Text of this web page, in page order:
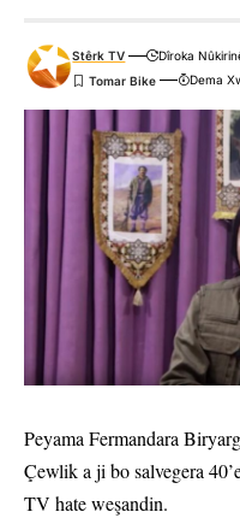
Stêrk TV
Dîroka
Dema
Peyama Fermandara
Çewlik a ji bo salvegera
TV hate weşandin.